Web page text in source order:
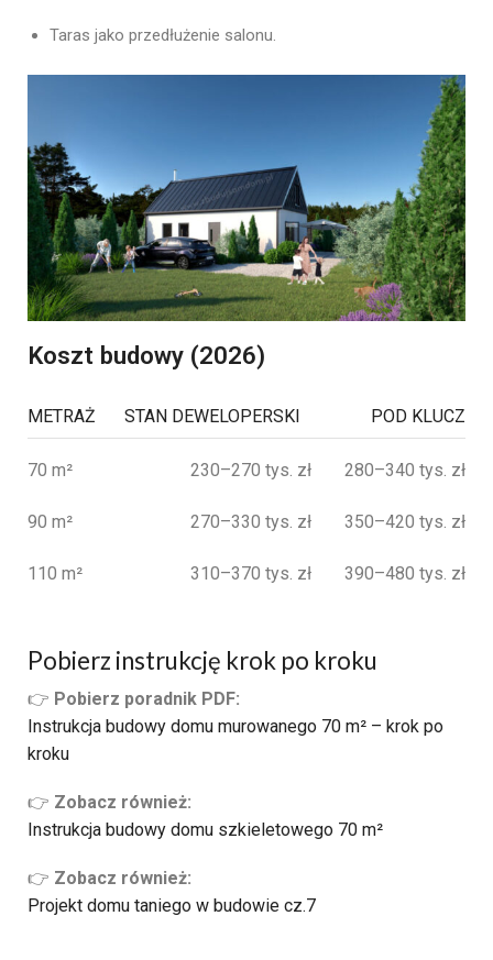
Taras jako przedłużenie salonu.
Koszt budowy (2026)
METRAŻ STAN DEWELOPERSKI POD KLUCZ
70 m² 230–270 tys. zł 280–340 tys. zł
90 m² 270–330 tys. zł 350–420 tys. zł
110 m² 310–370 tys. zł 390–480 tys. zł
Pobierz instrukcję krok po kroku
👉 Pobierz poradnik PDF:
Instrukcja budowy domu murowanego 70 m² – krok po
kroku
👉 Zobacz również:
Instrukcja budowy domu szkieletowego 70 m²
👉 Zobacz również:
Projekt domu taniego w budowie cz.7